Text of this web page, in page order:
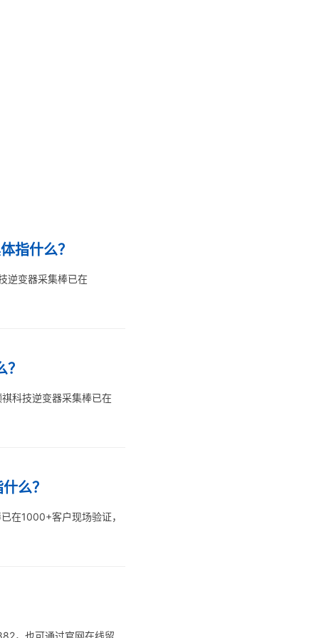
指什么？
逆变器采集棒已在
科技逆变器采集棒已在
么？
在1000+客户现场验证，
，也可通过官网在线留